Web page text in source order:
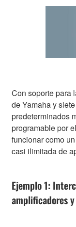
Con soporte para
de Yamaha y
predeterminados
programable por
funcionar como
casi ilimitada de
Ejemplo 1:
amplificadores